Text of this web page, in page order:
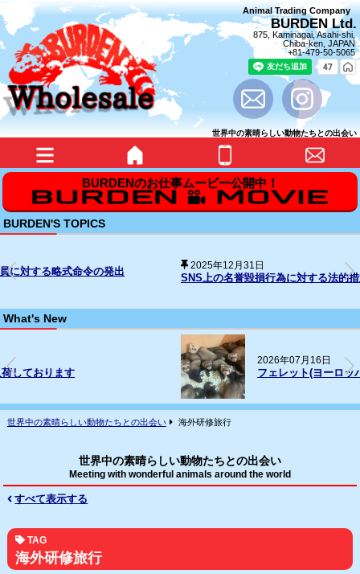
Animal Trading Company
BURDEN Ltd.
875, Kaminagai, Asahi-shi,
Chiba-ken, JAPAN
+81-479-50-5065
世界中の素晴らしい動物たちとの出会い
BURDEN'S TOPICS
2025年12月31日
SNS上の名誉毀損行為に対する法的措置の経過について
What's New
フェレット(ヨーロッパCB)の輸入
世界中の素晴らしい動物たちとの出会い 海外研修旅行
世界中の素晴らしい動物たちとの出会い
Meeting with wonderful animals around the world
すべて表示する
TAG
海外研修旅行